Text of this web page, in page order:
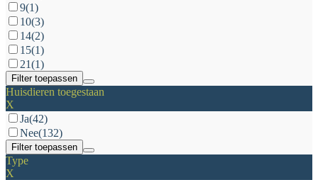
9(1)
10(3)
14(2)
15(1)
21(1)
Filter toepassen
Huisdieren toegestaan
X
Ja(42)
Nee(132)
Filter toepassen
Type
X